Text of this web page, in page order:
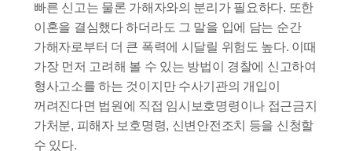
빠른 신고는 물론 가해자와의 분리가 필요하다. 또한
이혼을 결심했다 하더라도 그 말을 입에 담는 순간
가해자로부터 더 큰 폭력에 시달릴 위험도 높다. 이때
가장 먼저 고려해 볼 수 있는 방법이 경찰에 신고하여
형사고소를 하는 것이지만 수사기관의 개입이
꺼려진다면 법원에 직접 임시보호명령이나 접근금지
가처분, 피해자 보호명령, 신변안전조치 등을 신청할
수 있다.